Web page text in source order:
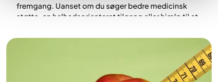
fremgang. Uanset om du søger bedre medicinsk
støtte, en helhedsorienteret tilgang eller hjælp til at
omfattende digital klinik som Yazen. Denne guide